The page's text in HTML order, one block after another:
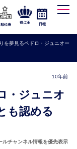
順位表
得点王 日程
を夢見るペドロ・ジュニオー
10年前
も認める
チャンネル情報を優先表示